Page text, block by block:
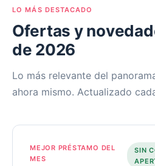
LO MÁS DESTACADO
Ofertas y
de 2026
Lo más relevante del
ahora mismo. Actualizado
MEJOR PRÉSTAMO DEL
MES
SIN